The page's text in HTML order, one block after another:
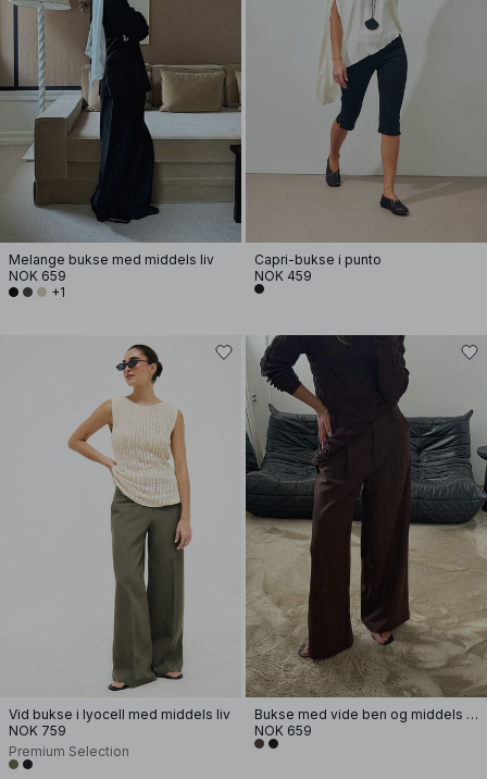
Melange bukse med middels liv
NOK 659
+1
Capri-bukse i punto
NOK 459
Vid bukse i lyocell med middels liv
NOK 759
Premium Selection
Bukse med vide ben og middels liv
NOK 659